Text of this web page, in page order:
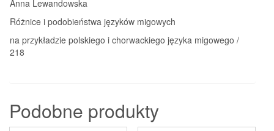
Anna Lewandowska
Różnice i podobieństwa języków migowych
na przykładzie polskiego i chorwackiego języka migowego /
218
Podobne produkty